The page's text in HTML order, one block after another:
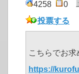
4258
0
投票する
こちらでお求
https://